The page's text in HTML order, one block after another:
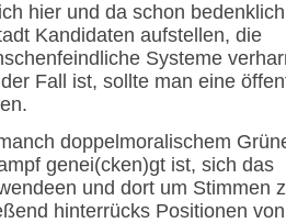
hier und da schon
Kandidaten aufstellen, die
Systeme
Fall ist, sollte man eine
doppelmoralischem
genei(cken)gt ist, sich das
und dort um Stimmen
hinterrücks Positionen